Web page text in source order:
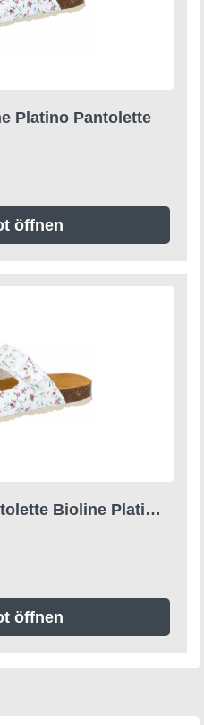
Platino Pantolette
öffnen
Pantolette LICO "Pantolette Bioline Platino", Damen, Gr. 37, weiß, Synthetik, Schuhe Pantolette
öffnen